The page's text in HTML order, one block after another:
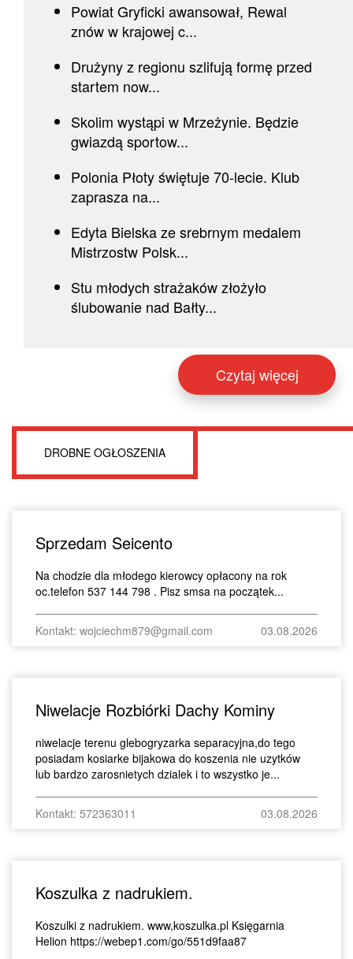
Powiat Gryficki awansował, Rewal
znów w krajowej c...
Drużyny z regionu szlifują formę przed
startem now...
Skolim wystąpi w Mrzeżynie. Będzie
gwiazdą sportow...
Polonia Płoty świętuje 70-lecie. Klub
zaprasza na...
Edyta Bielska ze srebrnym medalem
Mistrzostw Polsk...
Stu młodych strażaków złożyło
ślubowanie nad Bałty...
Czytaj więcej
DROBNE OGŁOSZENIA
Sprzedam Seicento
Na chodzie dla młodego kierowcy opłacony na rok
oc.telefon 537 144 798 . Pisz smsa na początek...
Kontakt: wojciechm879@gmail.com 03.08.2026
Niwelacje Rozbiórki Dachy Kominy
niwelacje terenu glebogryzarka separacyjna,do tego
posiadam kosiarke bijakowa do koszenia nie uzytków
lub bardzo zarosnietych dzialek i to wszystko je...
Kontakt: 572363011 03.08.2026
Koszulka z nadrukiem.
Koszulki z nadrukiem. www,koszulka.pl Księgarnia
Helion https://webep1.com/go/551d9faa87